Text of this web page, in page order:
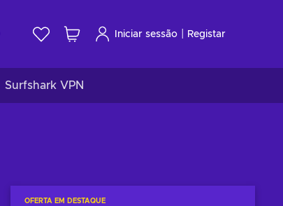
Iniciar sessão Registar
Surfshark VPN
OFERTA EM DESTAQUE